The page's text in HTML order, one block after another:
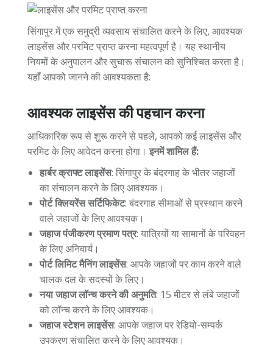
सिंगापुर में एक समुद्री व्यवसाय संचालित करने के लिए, आवश्यक
लाइसेंस और परमिट प्राप्त करना महत्वपूर्ण है। यह स्थानीय
नियमों के अनुपालन और सुचारू संचालन को सुनिश्चित करता है।
यहाँ आपको जानने की आवश्यकता है:
आवश्यक लाइसेंस की पहचान करना
आधिकारिक रूप से शुरू करने से पहले, आपको कई लाइसेंस और
परमिट के लिए आवेदन करना होगा।इनमें शामिल हैं:
हार्बर क्राफ्ट लाइसेंस: सिंगापुर के बंदरगाह के भीतर जहाजों
का संचालन करने के लिए आवश्यक।
पोर्ट क्लियरेंस सर्टिफिकेट: बंदरगाह सीमाओं से प्रस्थान करने
वाले जहाजों के लिए आवश्यक।
जहाज पंजीकरण प्रमाण पत्र: यात्रियों या सामानों के परिवहन
के लिए अनिवार्य।
पोर्ट लिमिट मैनिंग लाइसेंस: आपके जहाजों पर काम करने वाले
चालक दल के सदस्यों के लिए।
नया जहाज लॉन्च करने की अनुमति: 15 मीटर से लंबे जहाजों
को लॉन्च करने के लिए आवश्यक।
जहाज स्टेशन लाइसेंस: आपके जहाज पर रेडियो-सम्पर्क
उपकरण संचालित करने के लिए आवश्यक।